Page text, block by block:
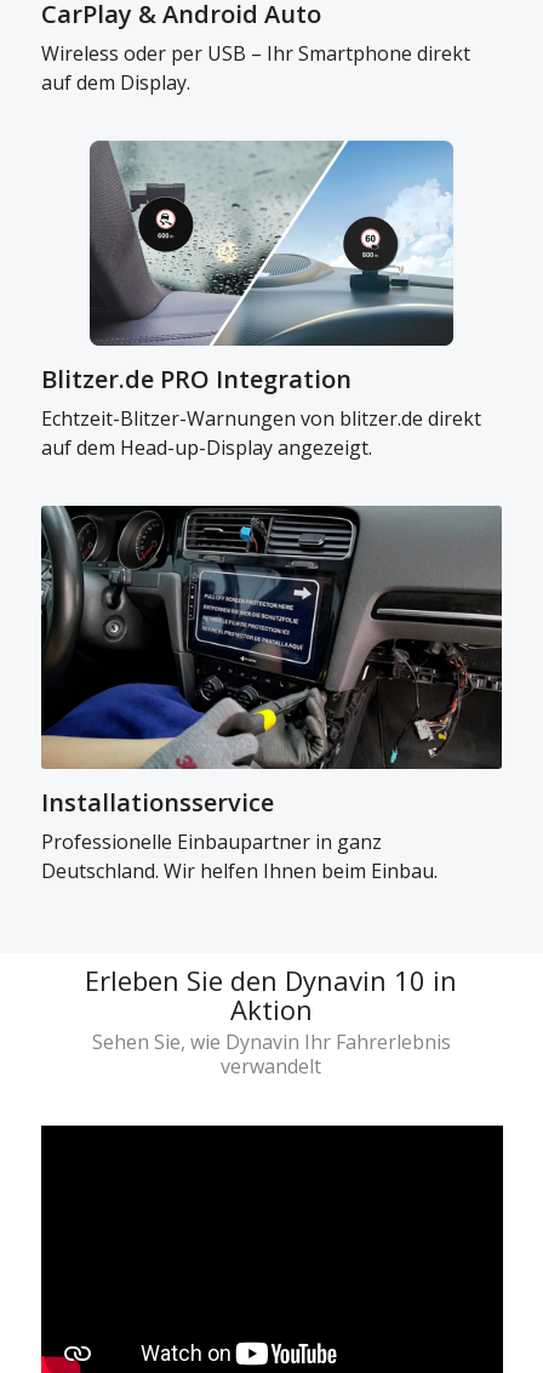
CarPlay & Android Auto
Wireless oder per USB – Ihr Smartphone direkt
auf dem Display.
Blitzer.de PRO Integration
Echtzeit-Blitzer-Warnungen von blitzer.de direkt
auf dem Head-up-Display angezeigt.
Installationsservice
Professionelle Einbaupartner in ganz
Deutschland. Wir helfen Ihnen beim Einbau.
Erleben Sie den Dynavin 10 in
Aktion
Sehen Sie, wie Dynavin Ihr Fahrerlebnis
verwandelt